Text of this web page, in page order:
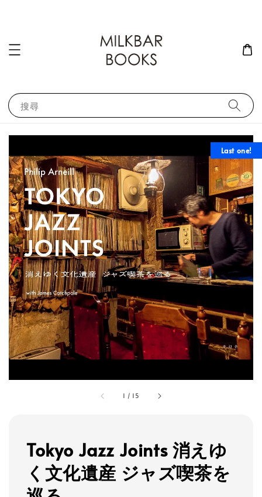
搜尋
1 / 15
Last one!
Tokyo Jazz Joints 消えゆ
く文化遺産 ジャズ喫茶を